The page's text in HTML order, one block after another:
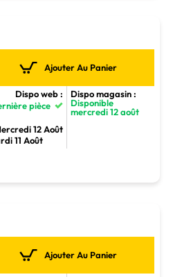
Ajouter Au Panier
Dispo web :
pièce
12 Août
11 Août
Dispo magasin :
Disponible
mercredi 12 août
Ajouter Au Panier